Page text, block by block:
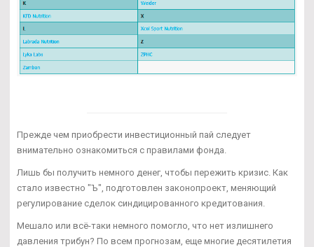
Прежде чем приобрести инвестиционный пай следует
внимательно ознакомиться с правилами фонда.
Лишь бы получить немного денег, чтобы пережить кризис. Как
стало известно "Ъ", подготовлен законопроект, меняющий
регулирование сделок синдицированного кредитования.
Мешало или всё-таки немного помогло, что нет излишнего
давления трибун? По всем прогнозам, еще многие десятилетия